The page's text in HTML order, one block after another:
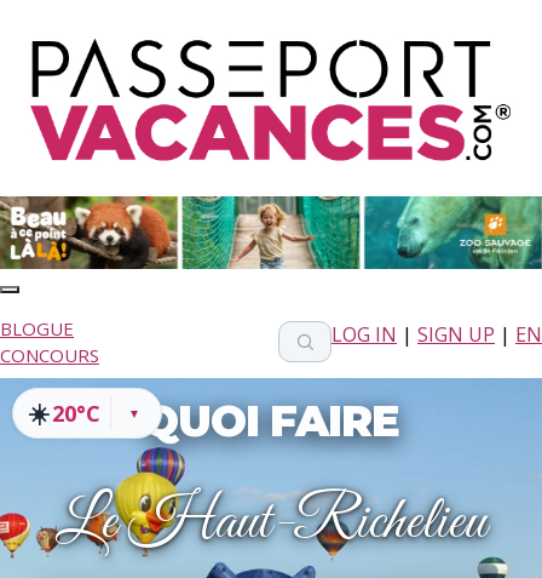
BLOGUE
CONCOURS
LOG IN | SIGN UP | EN
☀️20°C ▼ QUOI FAIRE
Le Haut-Richelieu